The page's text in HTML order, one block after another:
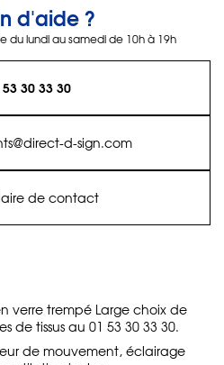
d'aide ?
du lundi au samedi de 10h à 19h
30 33 30
d-sign.com
de contact
verre trempé Large choix de
de tissus au 01 53 30 33 30.
de mouvement, éclairage